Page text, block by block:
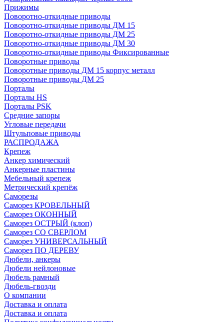
Прижимы
Поворотно-откидные приводы
Поворотно-откидные приводы ДМ 15
Поворотно-откидные приводы ДМ 25
Поворотно-откидные приводы ДМ 30
Поворотно-откидные приводы Фиксированные
Поворотные приводы
Поворотные приводы ДМ 15 корпус металл
Поворотные приводы ДМ 25
Порталы
Порталы HS
Порталы PSK
Средние запоры
Угловые передачи
Штульповые приводы
РАСПРОДАЖА
Крепеж
Анкер химический
Анкерные пластины
Мебельный крепеж
Метрический крепёж
Саморезы
Саморез КРОВЕЛЬНЫЙ
Саморез ОКОННЫЙ
Саморез ОСТРЫЙ (клоп)
Саморез СО СВЕРЛОМ
Саморез УНИВЕРСАЛЬНЫЙ
Саморез ПО ДЕРЕВУ
Дюбели, анкеры
Дюбели нейлоновые
Дюбель рамный
Дюбель-гвозди
О компании
Доставка и оплата
Доставка и оплата